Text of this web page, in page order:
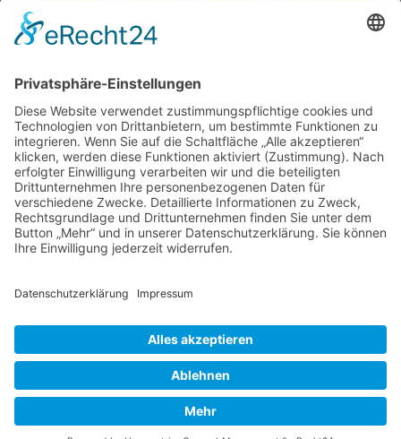
Kleine Würmer als Wunderheiler
Knoblauch - Allium sativum
MRSA-Killerkeime in deutschen Krankenhäusern
NATURHEILKUNDE & PSYCHOTHERAPIE HEUTE
Natürliche Anti-Falten-Wunderwaffe: Hyaluron
Natürliche Apotheke – Heilpflanze Ingwer
Olivenöl - nicht nur ein Lebensmittel
Berufsbild Heilpraktiker
Therapien und Verfahren
Partner - Marktplatz